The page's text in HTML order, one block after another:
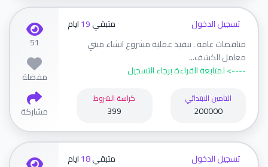
تسجيل الدخول متبقي19ايام
مناقصات عامة . تنفيذ عملية مشروع انشاء مبني
معامل الكشف...
----> لمتابعة القراءة برجاء التسجيل
التامين الابتدائي
200000
كراسة الشروط
399
51
مفضلة
مشاركة
تسجيل الدخول متبقي18ايام